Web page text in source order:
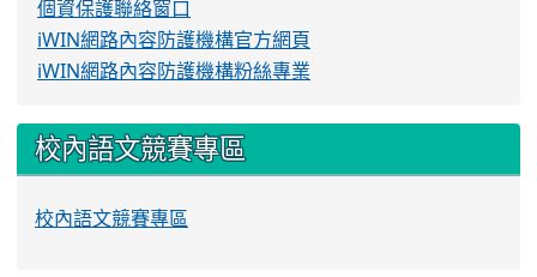
個資保護聯絡窗口
iWIN網路內容防護機構官方網頁
iWIN網路內容防護機構粉絲專業
校內語文競賽專區
校內語文競賽專區